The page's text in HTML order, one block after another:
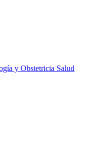
y Obstetricia Salud